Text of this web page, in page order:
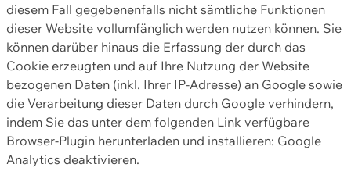
diesem Fall gegebenenfalls nicht sämtliche Funktionen
dieser Website vollumfänglich werden nutzen können. Sie
können darüber hinaus die Erfassung der durch das
Cookie erzeugten und auf Ihre Nutzung der Website
bezogenen Daten (inkl. Ihrer IP-Adresse) an Google sowie
die Verarbeitung dieser Daten durch Google verhindern,
indem Sie das unter dem folgenden Link verfügbare
Browser-Plugin herunterladen und installieren: Google
Analytics deaktivieren.